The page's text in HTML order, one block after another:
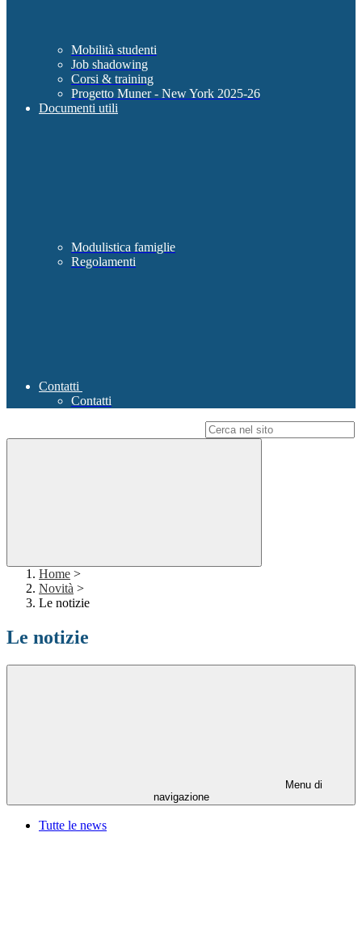
Mobilità studenti
Job shadowing
Corsi & training
Progetto Muner - New York 2025-26
Documenti utili
Modulistica famiglie
Regolamenti
Contatti
Contatti
Home >
Novità >
Le notizie
Le notizie
Menu di
navigazione
Tutte le news